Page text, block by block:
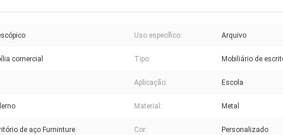
Uso específico: Arquivo
comercial Tipo: Mobiliário de
Aplicação: Escola
Material: Metal
de aço Furninture Cor: Personalizado